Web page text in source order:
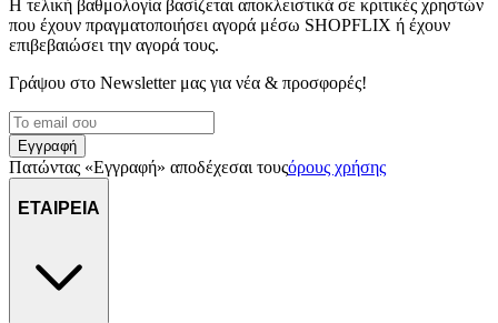
διαφημίσεων και περιεχομένου, τις μετρήσεις σχετικά με
διαφημίσεις και περιεχόμενο, την καλύτερη εικόνα του κοινού
μας και την ανάπτυξη προϊόντων. Επίσης, κοινοποιούμε
πληροφορίες σχετικά με την από μέρους σας χρήση της
δικτύωσης, διαφημίσεων και ανάλυσης.
Η τελική βαθμολογία βασίζεται αποκλειστικά σε κριτικές χρηστών
που έχουν πραγματοποιήσει αγορά μέσω SHOPFLIX ή έχουν
επιβεβαιώσει την αγορά τους.
Γράψου στο Νewsletter μας για νέα & προσφορές!
Εγγραφή
Πατώντας «Εγγραφή» αποδέχεσαι τουςόρους χρήσης
ΕΤΑΙΡΕΙΑ